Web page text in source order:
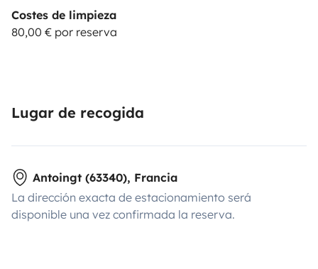
Costes de limpieza
80,00 € por reserva
Lugar de recogida
Antoingt (63340), Francia
La dirección exacta de estacionamiento será
disponible una vez confirmada la reserva.